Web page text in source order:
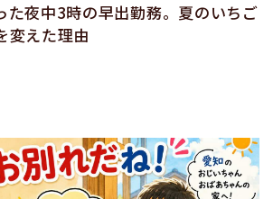
た夜中3時の早出勤務。夏のいちご
変えた理由